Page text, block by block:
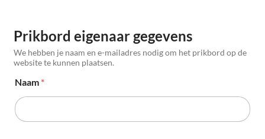
Prikbord eigenaar gegevens
We hebben je naam en e-mailadres nodig om het prikbord op de
website te kunnen plaatsen.
Naam *